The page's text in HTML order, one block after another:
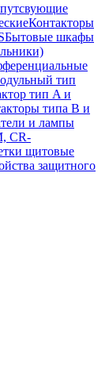
Контакторы
Бытовые шкафы
тип
тип A и
типа B и
и лампы
CR-
щитовые
защитного